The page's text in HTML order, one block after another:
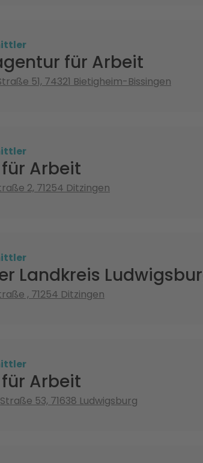
für Arbeit
51, 74321 Bietigheim-Bissingen
Arbeit
2, 71254 Ditzingen
Landkreis
, 71254 Ditzingen
Arbeit
53, 71638 Ludwigsburg